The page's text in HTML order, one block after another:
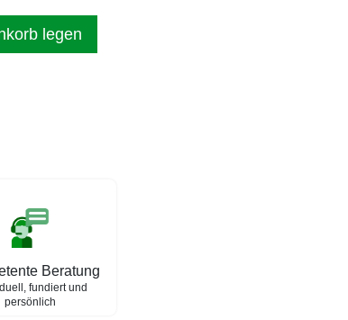
legen
Beratung
fundiert und
persönlich